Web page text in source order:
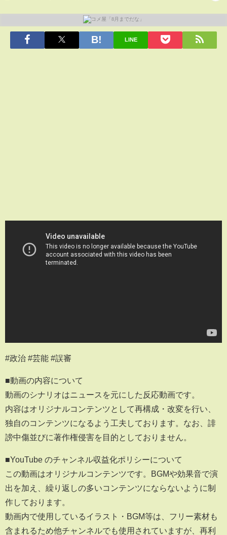
LINE
#政治 #芸能 #誤審
■動画の内容について
動画のシナリオはニュースを元にした反応動画です。
内容はオリジナルコンテンツとして再構成・改変を行い、
独自のコンテンツになるよう工夫しております。なお、誹
謗中傷並びに著作権侵害を目的としておりません。
■YouTube のチャンネル収益化ポリシーについて
この動画はオリジナルコンテンツです。BGMや効果音で演
出を加え、繰り返しの多いコンテンツにならないように制
作しております。
動画内で使用しているイラスト・BGM等は、フリー素材も
含まれるため他チャンネルでも使用されていますが、再利